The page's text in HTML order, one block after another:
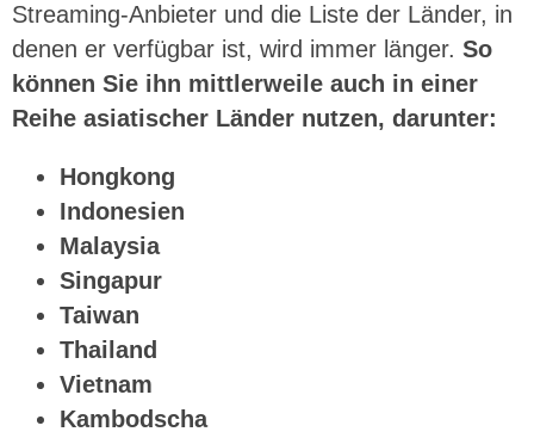
Streaming-Anbieter und die Liste der Länder, in
denen er verfügbar ist, wird immer länger. So
können Sie ihn mittlerweile auch in einer
Reihe asiatischer Länder nutzen, darunter:
Hongkong
Indonesien
Malaysia
Singapur
Taiwan
Thailand
Vietnam
Kambodscha